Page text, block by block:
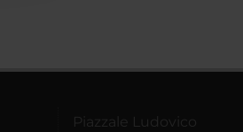
Piazzale Ludovico